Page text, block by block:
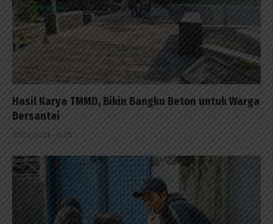
Hasil Karya TMMD, Bikin Bangku Beton untuk Warga
Bersantai
09/08/2026 - 15:30